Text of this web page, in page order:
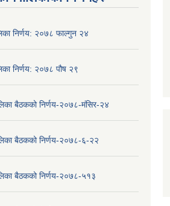
निर्णय: २०७८ फाल्गुन २४
निर्णय: २०७८ पौष २९
बैठकको निर्णय-२०७८-मंसिर-२४
बैठकको निर्णय-२०७८-६-२२
बैठकको निर्णय-२०७८-५१३